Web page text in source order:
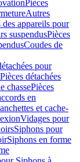
Pièces
Autres
des appareils pour
suspendusPièces
Coudes de
pour
Pièces détachées
chassePièces
en
et cache-
Vidages pour
Siphons pour
Siphons en forme